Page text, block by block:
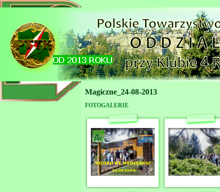
Magiczne_24-08-2013
FOTOGALERIE